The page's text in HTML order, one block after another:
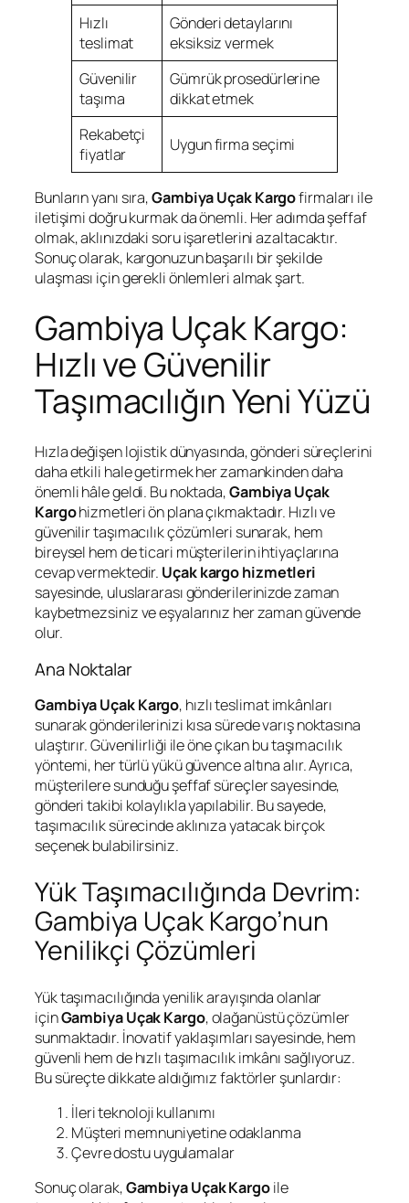
Hızlı
teslimat
Gönderi detaylarını
eksiksiz vermek
Güvenilir
taşıma
Gümrük prosedürlerine
dikkat etmek
Rekabetçi
fiyatlar
Uygun firma seçimi
Bunların yanı sıra,Gambiya Uçak Kargofirmaları ile
iletişimi doğru kurmak da önemli. Her adımda şeffaf
olmak, aklınızdaki soru işaretlerini azaltacaktır.
Sonuç olarak, kargonuzun başarılı bir şekilde
ulaşması için gerekli önlemleri almak şart.
Gambiya Uçak Kargo:
Hızlı ve Güvenilir
Taşımacılığın Yeni Yüzü
Hızla değişen lojistik dünyasında, gönderi süreçlerini
daha etkili hale getirmek her zamankinden daha
önemli hâle geldi. Bu noktada,Gambiya Uçak
Kargohizmetleri ön plana çıkmaktadır. Hızlı ve
güvenilir taşımacılık çözümleri sunarak, hem
bireysel hem de ticari müşterilerin ihtiyaçlarına
cevap vermektedir. Uçak kargo hizmetleri
sayesinde, uluslararası gönderilerinizde zaman
kaybetmezsiniz ve eşyalarınız her zaman güvende
olur.
Ana Noktalar
Gambiya Uçak Kargo, hızlı teslimat imkânları
sunarak gönderilerinizi kısa sürede varış noktasına
ulaştırır. Güvenilirliği ile öne çıkan bu taşımacılık
yöntemi, her türlü yükü güvence altına alır. Ayrıca,
müşterilere sunduğu şeffaf süreçler sayesinde,
gönderi takibi kolaylıkla yapılabilir. Bu sayede,
taşımacılık sürecinde aklınıza yatacak birçok
seçenek bulabilirsiniz.
Yük Taşımacılığında Devrim:
Gambiya Uçak Kargo’nun
Yenilikçi Çözümleri
Yük taşımacılığında yenilik arayışında olanlar
içinGambiya Uçak Kargo, olağanüstü çözümler
sunmaktadır. İnovatif yaklaşımları sayesinde, hem
güvenli hem de hızlı taşımacılık imkânı sağlıyoruz.
Bu süreçte dikkate aldığımız faktörler şunlardır:
İleri teknoloji kullanımı
Müşteri memnuniyetine odaklanma
Çevre dostu uygulamalar
Sonuç olarak,Gambiya Uçak Kargoile